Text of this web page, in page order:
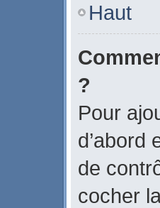
Haut
?
Pour
d’abord
de
cocher